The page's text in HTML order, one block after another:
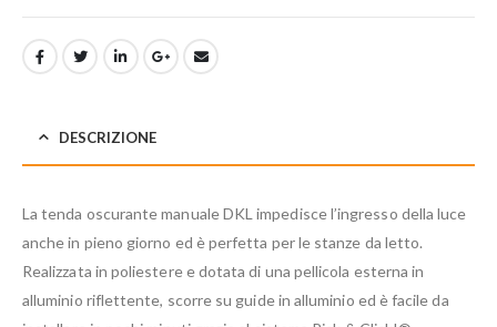
DESCRIZIONE
La tenda oscurante manuale DKL impedisce l’ingresso della luce
anche in pieno giorno ed è perfetta per le stanze da letto.
Realizzata in poliestere e dotata di una pellicola esterna in
alluminio riflettente, scorre su guide in alluminio ed è facile da